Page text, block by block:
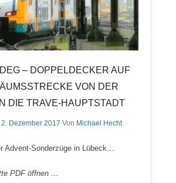
– DOPPELDECKER AUF
VON DER
DIE TRAVE-HAUPTSTADT
2. Dezember 2017 Von Michael Hecht
Advent-Sonderzüge in Lübeck…
PDF öffnen …